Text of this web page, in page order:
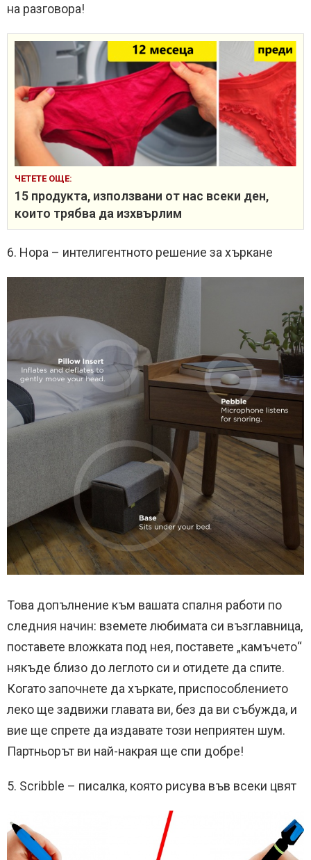
на разговора!
ЧЕТЕТЕ ОЩЕ:
15 продукта, използвани от нас всеки ден,
които трябва да изхвърлим
6. Нора – интелигентното решение за хъркане
Това допълнение към вашата спалня работи по
следния начин: вземете любимата си възглавница,
поставете вложката под нея, поставете „камъчето“
някъде близо до леглото си и отидете да спите.
Когато започнете да хъркате, приспособлението
леко ще задвижи главата ви, без да ви събужда, и
вие ще спрете да издавате този неприятен шум.
Партньорът ви най-накрая ще спи добре!
5. Scribble – писалка, която рисува във всеки цвят